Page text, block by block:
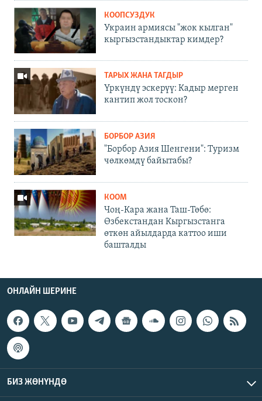
КООПСУЗДУК
Украин армиясы "жок кылган"
кыргызстандыктар кимдер?
ТАРЫХ ЖАНА ТАГДЫР
Үркүндү эскерүү: Кадыр мерген
кантип жол тоскон?
БОРБОР АЗИЯ
"Борбор Азия Шенгени": Туризм
чөлкөмдү байытабы?
КООМ
Чоң-Кара жана Таш-Төбө:
Өзбекстандан Кыргызстанга
өткөн айылдарда каттоо иши
башталды
ОНЛАЙН ШЕРИНЕ
БИЗ ЖӨНҮНДӨ